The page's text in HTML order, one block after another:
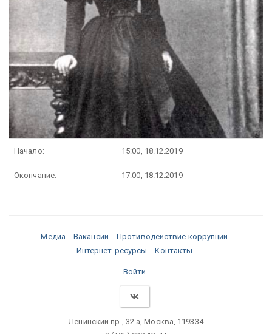
Начало: 15:00, 18.12.2019
Окончание: 17:00, 18.12.2019
Медиа Вакансии
Противодействие коррупции
Интернет-ресурсы
Контакты
Войти
Ленинский пр., 32 а, Москва, 119334